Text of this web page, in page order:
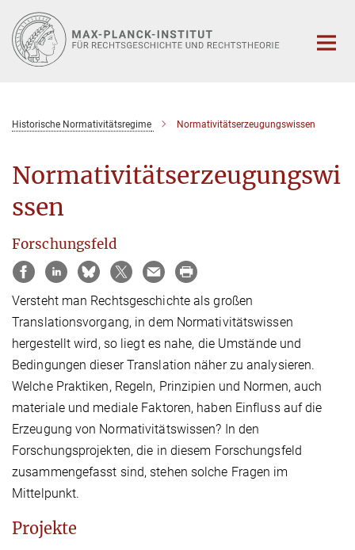
Hauptinhalt
Historische Normativitätsregime Normativitätserzeugungswissen
Normativitätserzeugungswi
ssen
Forschungsfeld
Versteht man Rechtsgeschichte als großen
Translationsvorgang, in dem Normativitätswissen
hergestellt wird, so liegt es nahe, die Umstände und
Bedingungen dieser Translation näher zu analysieren.
Welche Praktiken, Regeln, Prinzipien und Normen, auch
materiale und mediale Faktoren, haben Einfluss auf die
Erzeugung von Normativitätswissen? In den
Forschungsprojekten, die in diesem Forschungsfeld
zusammengefasst sind, stehen solche Fragen im
Mittelpunkt.
Projekte